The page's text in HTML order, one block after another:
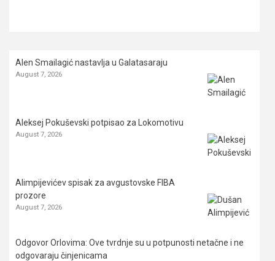
Alen Smailagić nastavlja u Galatasaraju
August 7, 2026
Aleksej Pokuševski potpisao za Lokomotivu
August 7, 2026
Alimpijevićev spisak za avgustovske FIBA
prozore
August 7, 2026
Odgovor Orlovima: ​Ove tvrdnje su u potpunosti netačne i ne
odgovaraju činjenicama